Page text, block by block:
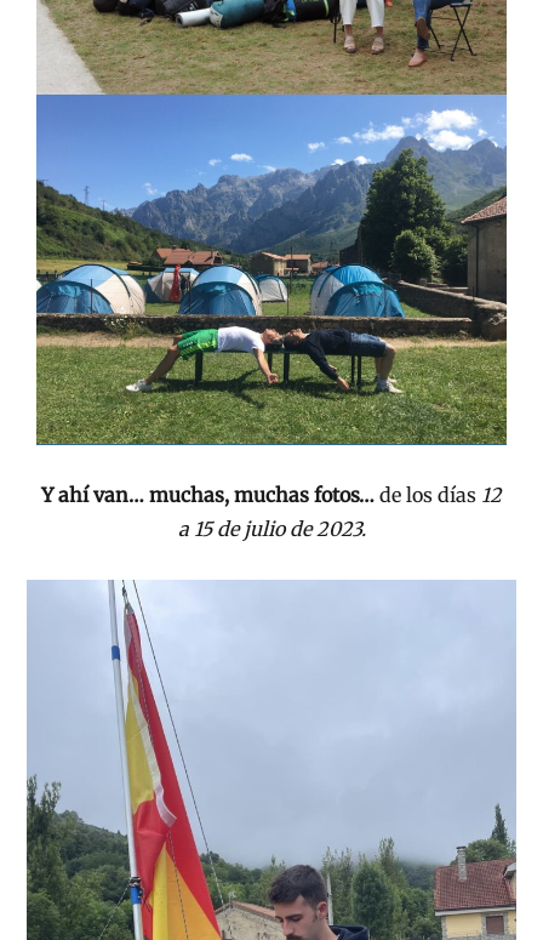
Y ahí van… muchas, muchas fotos… de los días 12
a 15 de julio de 2023.